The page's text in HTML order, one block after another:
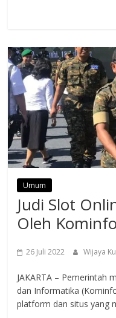
Umum
Judi Slot
Oleh Kominfo
26 Juli 2022 Wijaya
JAKARTA – Pemerintah
dan Informatika
platform dan situs yang